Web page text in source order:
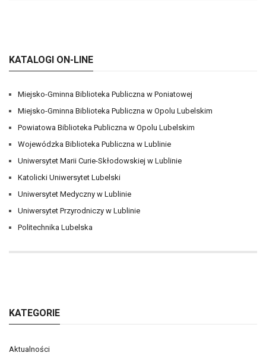
KATALOGI ON-LINE
Miejsko-Gminna Biblioteka Publiczna w Poniatowej
Miejsko-Gminna Biblioteka Publiczna w Opolu Lubelskim
Powiatowa Biblioteka Publiczna w Opolu Lubelskim
Wojewódzka Biblioteka Publiczna w Lublinie
Uniwersytet Marii Curie-Skłodowskiej w Lublinie
Katolicki Uniwersytet Lubelski
Uniwersytet Medyczny w Lublinie
Uniwersytet Przyrodniczy w Lublinie
Politechnika Lubelska
KATEGORIE
Aktualności